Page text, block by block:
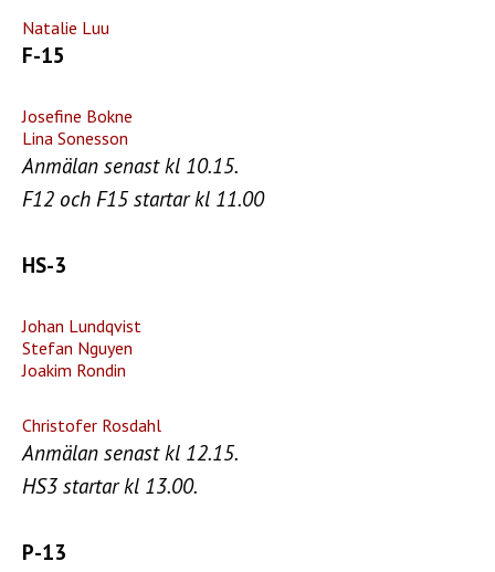
Natalie Luu
F-15
Josefine Bokne
Lina Sonesson
Anmälan senast kl 10.15.
F12 och F15 startar kl 11.00
HS-3
Johan Lundqvist
Stefan Nguyen
Joakim Rondin
Christofer Rosdahl
Anmälan senast kl 12.15.
HS3 startar kl 13.00.
P-13